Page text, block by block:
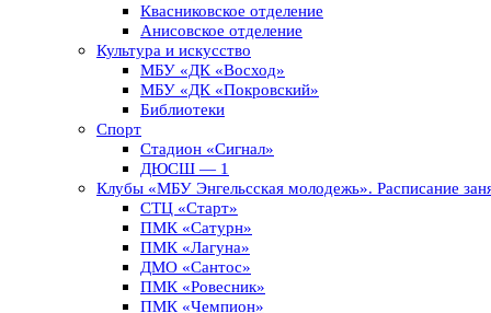
Квасниковское отделение
Анисовское отделение
Культура и искусство
МБУ «ДК «Восход»
МБУ «ДК «Покровский»
Библиотеки
Спорт
Стадион «Сигнал»
ДЮСШ — 1
Клубы «МБУ Энгельсская молодежь». Расписание
СТЦ «Старт»
ПМК «Сатурн»
ПМК «Лагуна»
ДМО «Сантос»
ПМК «Ровесник»
ПМК «Чемпион»